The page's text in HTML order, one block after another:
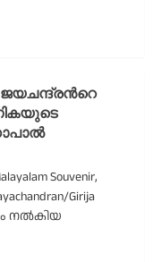
Souvenir,
Girija
നല്‍കിയ